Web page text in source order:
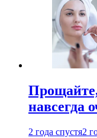
навсегда
2 года спустя2